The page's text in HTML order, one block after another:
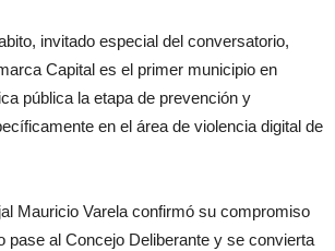
invitado especial del conversatorio,
Capital es el primer municipio en
pública la etapa de prevención y
en el área de violencia digital de
Mauricio Varela confirmó su compromiso
pase al Concejo Deliberante y se convierta